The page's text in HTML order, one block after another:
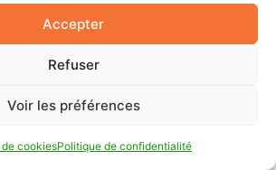
Accepter
Refuser
Voir les préférences
cookiesPolitique de confidentialité
WordPress Astra